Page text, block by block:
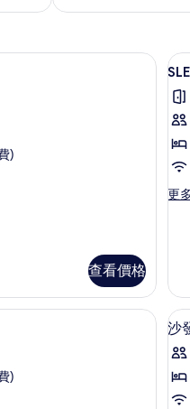
)
查看價格
顯
示
4-
1
的
所
更
更
詳
情
| 高級寢具、免費無線上網
)
顯
示
沙
發
沙